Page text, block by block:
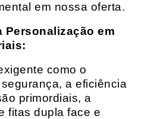
em nossa oferta.
Personalização em
como o
a eficiência
primordiais, a
fitas dupla face e